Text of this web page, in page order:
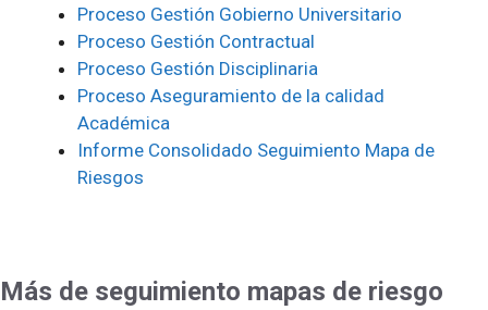
Proceso Gestión Gobierno Universitario
Proceso Gestión Contractual
Proceso Gestión Disciplinaria
Proceso Aseguramiento de la calidad
Académica
Informe Consolidado Seguimiento Mapa de
Riesgos
Más de seguimiento mapas de riesgo